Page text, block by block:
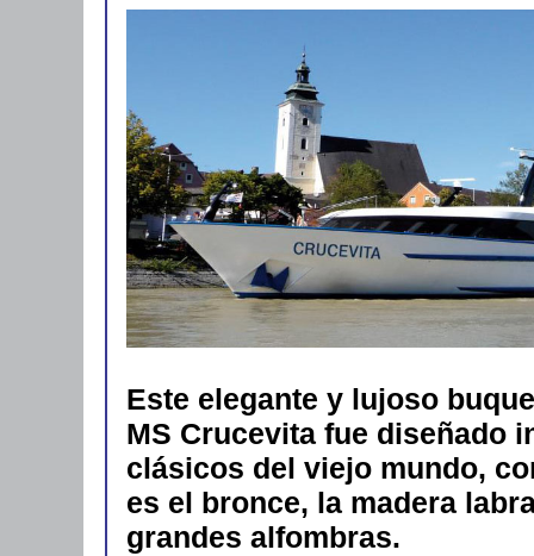
Este elegante y lujoso
MS Crucevita fue diseñado
clásicos del viejo mundo,
es el bronce, la madera
grandes alfombras.